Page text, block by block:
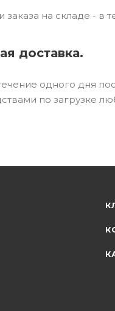
на складе - в
доставка.
одного дня
по загрузке